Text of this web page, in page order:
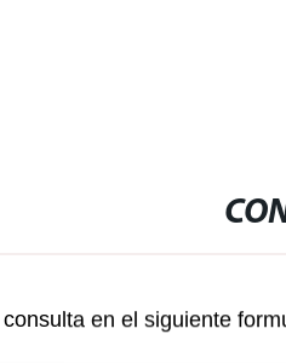
en el siguiente